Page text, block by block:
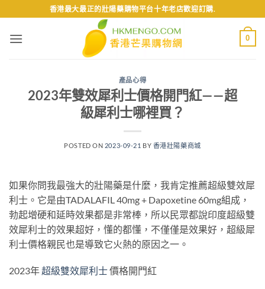
to
content
香港最大最正的壯陽藥購物平台十年老店歡迎訂購.
0
產品心得
2023年雙效犀利士價格開門紅——超
級犀利士哪裡買？
POSTED ON 2023-09-21 BY 香港壯陽藥商城
如果你問我最強大的壯陽藥是什麼，我肯定推薦超級雙效犀
利士。它是由TADALAFIL 40mg + Dapoxetine 60mg組成，
勃起增硬和延時效果都是非常棒，所以民眾都說印度超級雙
效犀利士的效果超好，懂的都懂，不僅僅是效果好，超級犀
利士價格親民也是導致它火熱的原因之一。
2023年超級雙效犀利士價格開門紅